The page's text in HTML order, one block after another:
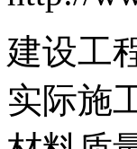
建设工
实际施